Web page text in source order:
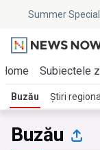
Summer
Home Subiectele
Buzău Știri
Buzău